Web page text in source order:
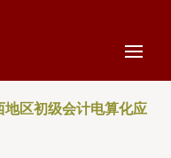
地区初级会计电算化应